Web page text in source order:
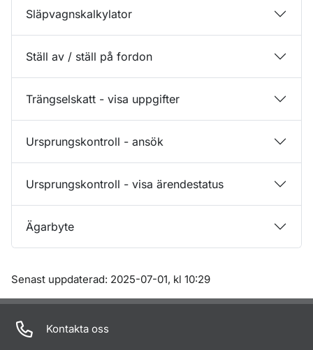
Släpvagnskalkylator
Ställ av / ställ på fordon
Trängselskatt - visa uppgifter
Ursprungskontroll - ansök
Ursprungskontroll - visa ärendestatus
Ägarbyte
Om sidan
Senast uppdaterad: 2025-07-01, kl 10:29
Kontakta oss